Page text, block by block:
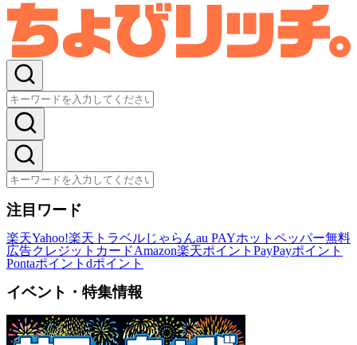
注目ワード
楽天Yahoo!楽天トラベルじゃらんau PAYホットペッパー無料
広告クレジットカードAmazon楽天ポイント PayPayポイント
Pontaポイント dポイント
イベント・特集情報